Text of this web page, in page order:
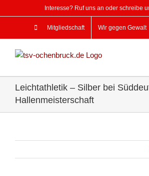
Inhalt
Interesse? Ruf uns an oder schreibe
Mitgliedschaft Wir gegen Gewalt
Leichtathletik – Silber bei
Hallenmeisterschaft